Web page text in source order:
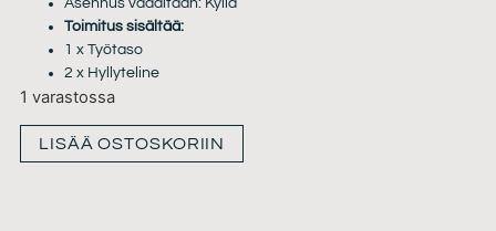
Toimitus sisältää:
1 x Työtaso
2 x Hyllyteline
1 varastossa
LISÄÄ OSTOSKORIIN